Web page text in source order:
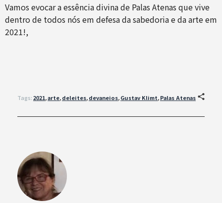
Vamos evocar a essência divina de Palas Atenas que vive
dentro de todos nós em defesa da sabedoria e da arte em
2021!,
Tags:2021,arte,deleites,devaneios,Gustav Klimt,Palas Atenas